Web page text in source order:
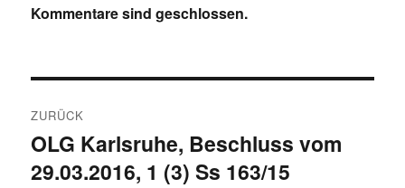
Kommentare sind geschlossen.
ZURÜCK
Vorheriger
Beitrag:
OLG Karlsruhe, Beschluss vom
29.03.2016, 1 (3) Ss 163/15